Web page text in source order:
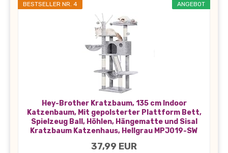
ANGEBOT
BESTSELLER NR. 4
Hey-Brother Kratzbaum, 135 cm Indoor
Katzenbaum, Mit gepolsterter Plattform Bett,
Spielzeug Ball, Höhlen, Hängematte und Sisal
Kratzbaum Katzenhaus, Hellgrau MPJ019-SW
37,99 EUR